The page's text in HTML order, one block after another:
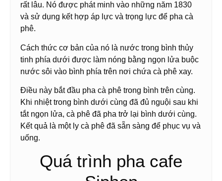
rất lâu. Nó được phát minh vào những năm 1830
và sử dụng kết hợp áp lực và trọng lực để pha cà
phê.
Cách thức cơ bản của nó là nước trong bình thủy
tinh phía dưới được làm nóng bằng ngọn lửa buộc
nước sôi vào bình phía trên nơi chứa cà phê xay.
Điều này bắt đầu pha cà phê trong bình trên cùng.
Khi nhiệt trong bình dưới cùng đã đủ nguội sau khi
tắt ngọn lửa, cà phê đã pha trở lại bình dưới cùng.
Kết quả là một ly cà phê đã sẵn sàng để phục vụ và
uống.
Quá trình pha cafe